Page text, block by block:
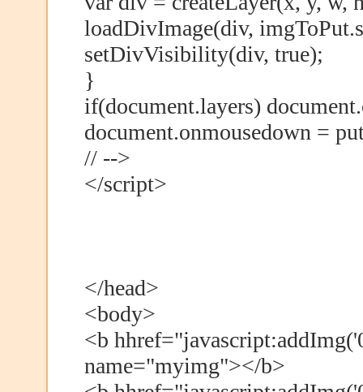
loadDivImage(div,
setDivVisibility(div, true);
}
if(document.layers)
document.onmousedown =
// -->
</script>
</head>
<body>
<b
name="myimg"></b>